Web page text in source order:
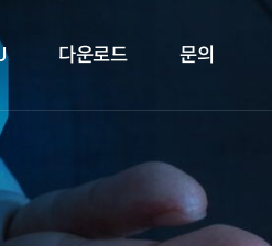
다운로드 문의